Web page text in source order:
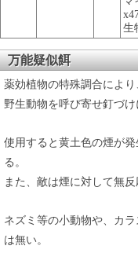
生
万能疑似餌
薬効植物の特殊調合により
野生動物を呼び寄せ釘づけ
使用すると黄土色の煙が
る。
また、敵は煙に対して無
ネズミ等の小動物や、カ
は無い。